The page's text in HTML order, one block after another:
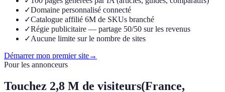
✓Domaine personnalisé connecté
✓Catalogue affilié 6M de SKUs branché
✓Régie publicitaire — partage 50/50 sur les revenus
✓Aucune limite sur le nombre de sites
Démarrer mon premier site→
Pour les annonceurs
Touchez 2,8 M de visiteurs(France,